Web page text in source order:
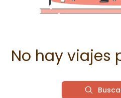
No hay viajes